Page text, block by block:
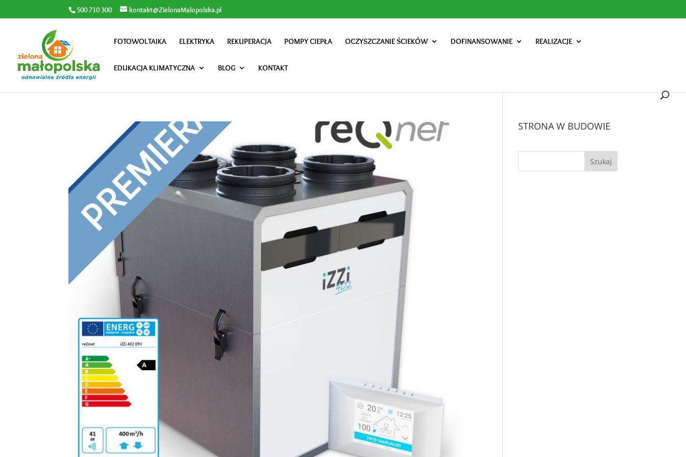
500 710 300 kontakt@ZielonaMalopolska.pl
FOTOWOLTAIKA ELEKTRYKA REKUPERACJA POMPY CIEPŁA OCZYSZCZANIE ŚCIEKÓW DOFINANSOWANIE REALIZACJE
EDUKACJA KLIMATYCZNA BLOG KONTAKT
STRONA W BUDOWIE